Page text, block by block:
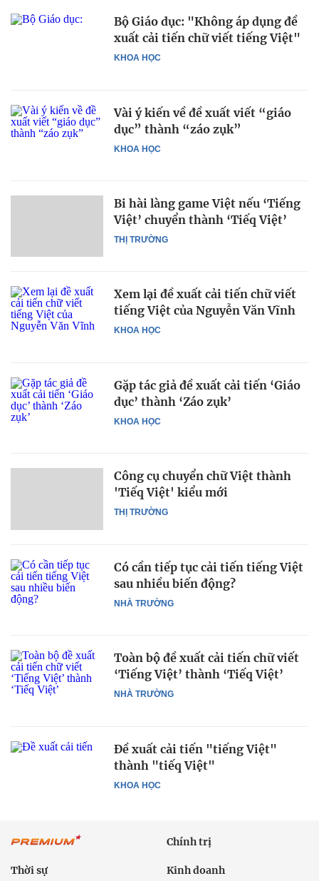
KHOA HỌC
Bộ Giáo dục: "Không áp dụng đề
xuất cải tiến chữ viết tiếng Việt"
KHOA HỌC
Vài ý kiến về đề xuất viết “giáo
dục” thành “záo zụk”
THỊ TRƯỜNG
Bi hài làng game Việt nếu ‘Tiếng
Việt’ chuyển thành ‘Tiếq Việt’
KHOA HỌC
Xem lại đề xuất cải tiến chữ viết
tiếng Việt của Nguyễn Văn Vĩnh
KHOA HỌC
Gặp tác giả đề xuất cải tiến ‘Giáo
dục’ thành ‘Záo zụk’
THỊ TRƯỜNG
Công cụ chuyển chữ Việt thành
'Tiếq Việt' kiểu mới
NHÀ TRƯỜNG
Có cần tiếp tục cải tiến tiếng Việt
sau nhiều biến động?
NHÀ TRƯỜNG
Toàn bộ đề xuất cải tiến chữ viết
‘Tiếng Việt’ thành ‘Tiếq Việt’
KHOA HỌC
Đề xuất cải tiến "tiếng Việt"
thành "tiếq Việt"
Chính trị
Thời sự Kinh doanh